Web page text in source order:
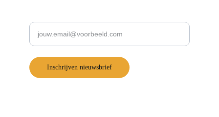
Inschrijven nieuwsbrief